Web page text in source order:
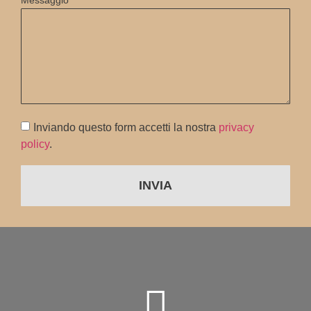
Inviando questo form accetti la nostra privacy
policy.
INVIA